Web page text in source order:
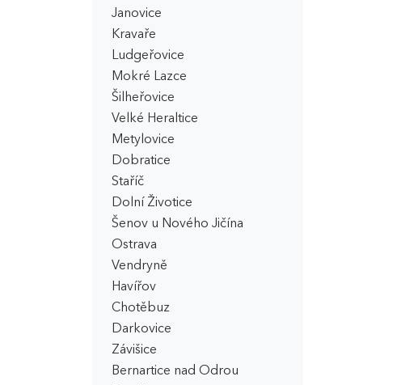
Janovice
Kravaře
Ludgeřovice
Mokré Lazce
Šilheřovice
Velké Heraltice
Metylovice
Dobratice
Staříč
Dolní Životice
Šenov u Nového Jičína
Ostrava
Vendryně
Havířov
Chotěbuz
Darkovice
Závišice
Bernartice nad Odrou